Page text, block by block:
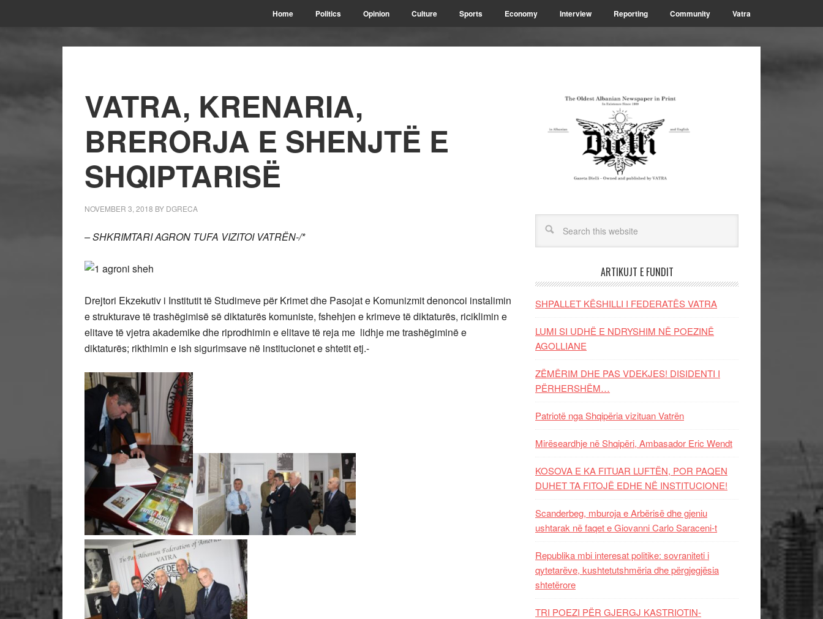
Home Politics Opinion Culture Sports Economy Interview Reporting Community Vatra
VATRA, KRENARIA,
BRERORJA E SHENJTË E
SHQIPTARISË
NOVEMBER 3, 2018 BY DGRECA
– SHKRIMTARI AGRON TUFA VIZITOI VATRËN-/*
Drejtori Ekzekutiv i Institutit të Studimeve për Krimet dhe Pasojat e Komunizmit denoncoi instalimin
e strukturave të trashëgimisë së diktaturës komuniste, fshehjen e krimeve të diktaturës, riciklimin e
elitave të vjetra akademike dhe riprodhimin e elitave të reja me lidhje me trashëgiminë e
diktaturës; rikthimin e ish sigurimsave në institucionet e shtetit etj.-
ARTIKUJT E FUNDIT
SHPALLET KËSHILLI I FEDERATËS VATRA
LUMI SI UDHË E NDRYSHIM NË POEZINË
AGOLLIANE
ZËMËRIM DHE PAS VDEKJES! DISIDENTI I
PËRHERSHËM…
Patriotë nga Shqipëria vizituan Vatrën
Mirëseardhje në Shqipëri, Ambasador Eric Wendt
KOSOVA E KA FITUAR LUFTËN, POR PAQEN
DUHET TA FITOJË EDHE NË INSTITUCIONE!
Scanderbeg, mburoja e Arbërisë dhe gjeniu
ushtarak në faqet e Giovanni Carlo Saraceni-t
Republika mbi interesat politike: sovraniteti i
qytetarëve, kushtetutshmëria dhe përgjegjësia
shtetërore
TRI POEZI PËR GJERGJ KASTRIOTIN-